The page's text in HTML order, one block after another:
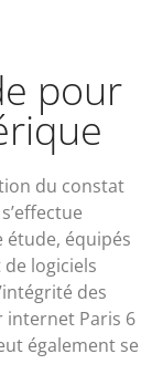
pour
du constat
étude, équipés
logiciels
des
internet Paris 6
également se